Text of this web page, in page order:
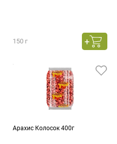
150 г
Арахис Колосок 400г